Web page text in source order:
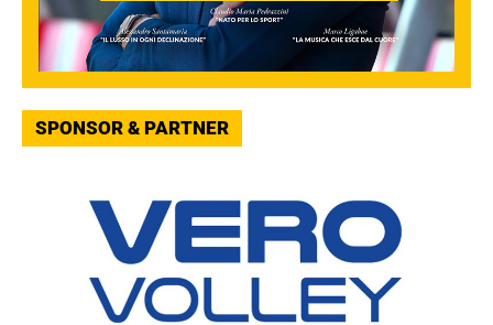
SPONSOR & PARTNER